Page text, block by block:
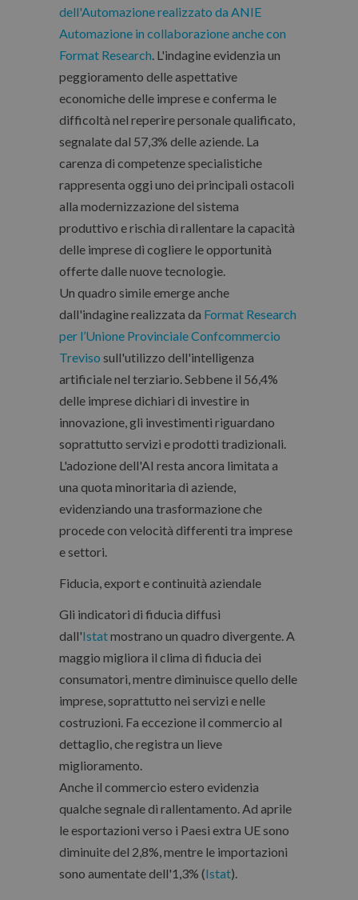
dell'Automazione realizzato da ANIE
Automazione in collaborazione anche con
Format Research. L'indagine evidenzia un
peggioramento delle aspettative
economiche delle imprese e conferma le
difficoltà nel reperire personale qualificato,
segnalate dal 57,3% delle aziende. La
carenza di competenze specialistiche
rappresenta oggi uno dei principali ostacoli
alla modernizzazione del sistema
produttivo e rischia di rallentare la capacità
delle imprese di cogliere le opportunità
offerte dalle nuove tecnologie.
Un quadro simile emerge anche
dall'indagine realizzata da Format Research
per l’Unione Provinciale Confcommercio
Treviso sull'utilizzo dell'intelligenza
artificiale nel terziario. Sebbene il 56,4%
delle imprese dichiari di investire in
innovazione, gli investimenti riguardano
soprattutto servizi e prodotti tradizionali.
L'adozione dell'AI resta ancora limitata a
una quota minoritaria di aziende,
evidenziando una trasformazione che
procede con velocità differenti tra imprese
e settori.
Fiducia, export e continuità aziendale
Gli indicatori di fiducia diffusi
dall'Istatmostrano un quadro divergente. A
maggio migliora il clima di fiducia dei
consumatori, mentre diminuisce quello delle
imprese, soprattutto nei servizi e nelle
costruzioni. Fa eccezione il commercio al
dettaglio, che registra un lieve
miglioramento.
Anche il commercio estero evidenzia
qualche segnale di rallentamento. Ad aprile
le esportazioni verso i Paesi extra UE sono
diminuite del 2,8%, mentre le importazioni
sono aumentate dell'1,3% (Istat).